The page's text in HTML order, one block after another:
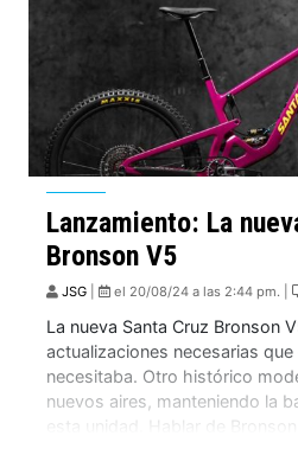
Lanzamiento: La
Bronson V5
JSG el 20/08/24 a las 2:44 pm. |
La nueva Santa Cruz Bronson
actualizaciones necesarias
necesitaba. Otro histórico
nuevos aires, manteniendo la
esta unidad. Hablar de